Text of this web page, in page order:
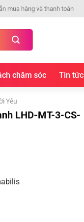
mua hàng và thanh toán
chăm sóc Tin tức
Yêu
LHD-MT-3-CS-